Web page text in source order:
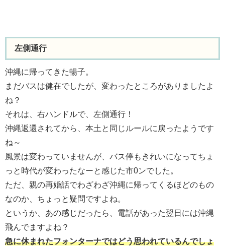
左側通行
沖縄に帰ってきた暢子。
まだバスは健在でしたが、変わったところがありましたよ
ね？
それは、右ハンドルで、左側通行！
沖縄返還されてから、本土と同じルールに戻ったようです
ね～
風景は変わっていませんが、バス停もきれいになってちょ
っと時代が変わったなーと感じた市0ンでした。
ただ、親の再婚話でわざわざ沖縄に帰ってくるほどのもの
なのか、ちょっと疑問ですよね。
というか、あの感じだったら、電話があった翌日には沖縄
飛んでますよね？
急に休まれたフォンターナではどう思われているんでしょ